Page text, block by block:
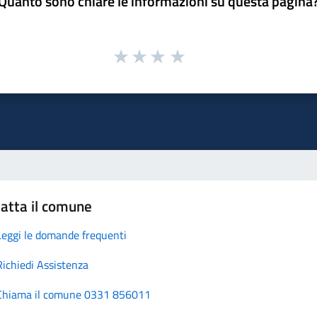
il comune
le domande frequenti
Assistenza
il comune 0331 856011